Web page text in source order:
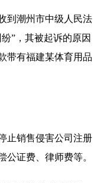
到潮州市中级人民法
”，其被起诉的原因
带有福建某体育用品
止销售侵害公司注册
公证费、律师费等。